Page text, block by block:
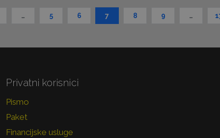
… 5 6 7 8 9 …
Privatni korisnici
Pismo
Paket
Financijske usluge